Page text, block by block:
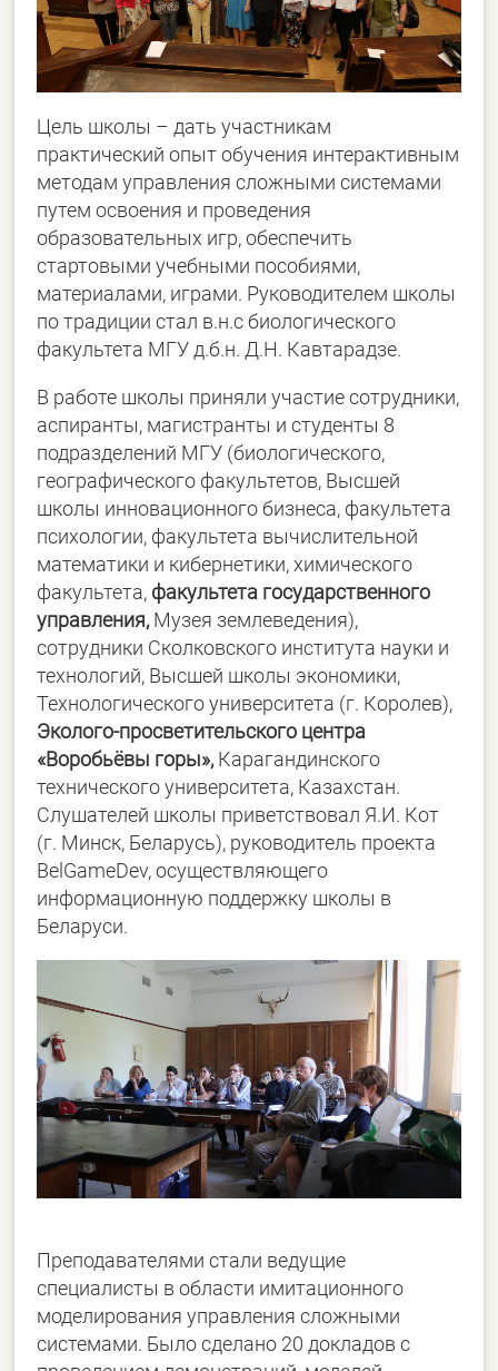
Цель школы – дать участникам
практический опыт обучения интерактивным
методам управления сложными системами
путем освоения и проведения
образовательных игр, обеспечить
стартовыми учебными пособиями,
материалами, играми. Руководителем школы
по традиции стал в.н.с биологического
факультета МГУ д.б.н. Д.Н. Кавтарадзе.
В работе школы приняли участие сотрудники,
аспиранты, магистранты и студенты 8
подразделений МГУ (биологического,
географического факультетов, Высшей
школы инновационного бизнеса, факультета
психологии, факультета вычислительной
математики и кибернетики, химического
факультета, факультета государственного
управления,Музея землеведения),
сотрудники Сколковского института науки и
технологий, Высшей школы экономики,
Технологического университета (г. Королев),
Эколого-просветительского центра
«Воробьёвы горы»,Карагандинского
технического университета, Казахстан.
Слушателей школы приветствовал Я.И. Кот
(г. Минск, Беларусь), руководитель проекта
BelGameDev, осуществляющего
информационную поддержку школы в
Беларуси.
Преподавателями стали ведущие
специалисты в области имитационного
моделирования управления сложными
системами. Было сделано 20 докладов с